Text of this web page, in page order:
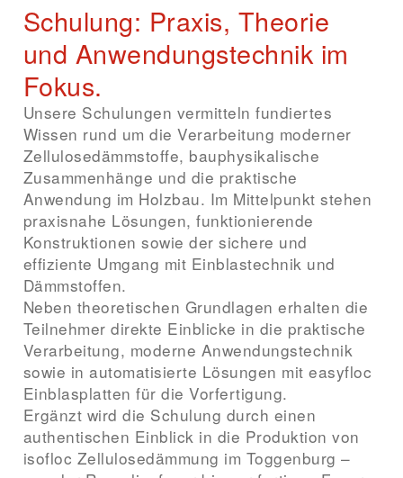
Schulung: Praxis, Theorie
und Anwendungstechnik im
Fokus.
Unsere Schulungen vermitteln fundiertes
Wissen rund um die Verarbeitung moderner
Zellulosedämmstoffe, bauphysikalische
Zusammenhänge und die praktische
Anwendung im Holzbau. Im Mittelpunkt stehen
praxisnahe Lösungen, funktionierende
Konstruktionen sowie der sichere und
effiziente Umgang mit Einblastechnik und
Dämmstoffen.
Neben theoretischen Grundlagen erhalten die
Teilnehmer direkte Einblicke in die praktische
Verarbeitung, moderne Anwendungstechnik
sowie in automatisierte Lösungen mit easyfloc
Einblasplatten für die Vorfertigung.
Ergänzt wird die Schulung durch einen
authentischen Einblick in die Produktion von
isofloc Zellulosedämmung im Toggenburg –